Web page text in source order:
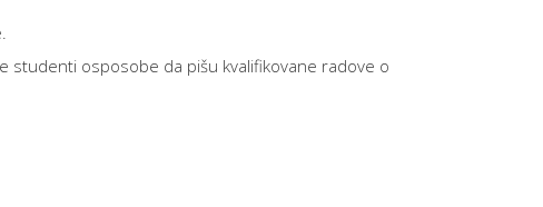
osposobe da pišu kvalifikovane radove o